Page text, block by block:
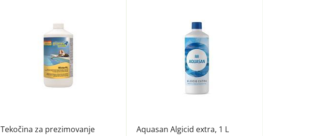
Tekočina za prezimovanje
Aquasan Algicid extra, 1 L